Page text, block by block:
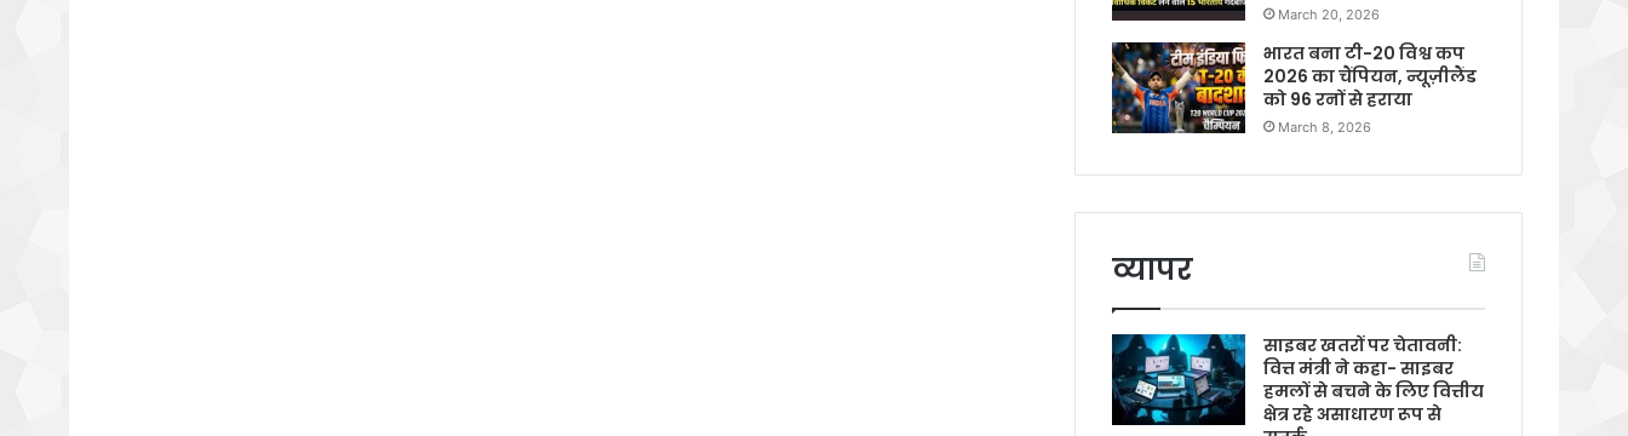
March 20, 2026
भारत बना टी-20 विश्व कप
2026 का चैंपियन, न्यूज़ीलैंड
को 96 रनों से हराया
March 8, 2026
व्यापर
साइबर खतरों पर चेतावनी:
वित्त मंत्री ने कहा- साइबर
हमलों से बचने के लिए वित्तीय
क्षेत्र रहे असाधारण रूप से